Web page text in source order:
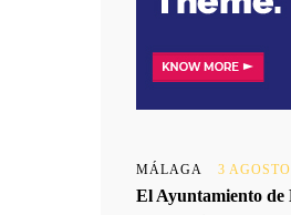
MÁLAGA 3
El Ayuntamiento de